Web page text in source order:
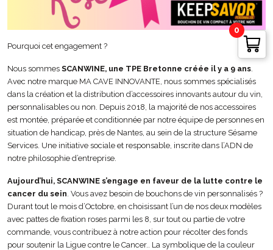
Pourquoi cet engagement ?
Nous sommes SCANWINE, une TPE Bretonne créée il y a 9 ans
Avec notre marque MA CAVE INNOVANTE, nous sommes spécialisés
dans la création et la distribution d’accessoires innovants autour du vin,
personnalisables ou non. Depuis 2018, la majorité de nos accessoires
est montée, préparée et conditionnée par notre équipe de personnes en
situation de handicap, près de Nantes, au sein de la structure Sésame
Services. Une initiative sociale et responsable, inscrite dans l’ADN de
notre philosophie d’entreprise.
Aujourd’hui, SCANWINE s’engage en faveur de la lutte contre le
cancer du sein . Vous avez besoin de bouchons de vin personnalisés ?
Durant tout le mois d’Octobre, en choisissant l’un de nos deux modèles
avec pattes de fixation roses parmi les 8, sur tout ou partie de votre
commande, vous contribuez à notre action pour récolter des fonds
pour soutenir la Ligue contre le Cancer.. La symbolique de la couleur
0